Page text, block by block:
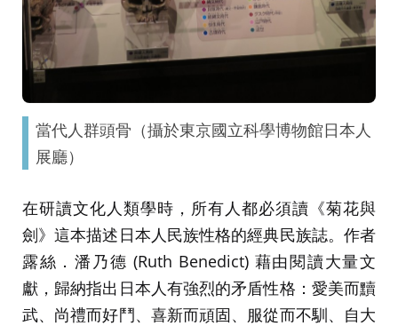
當代人群頭骨（攝於東京國立科學博物館日本人
展廳）
在研讀文化人類學時，所有人都必須讀《菊花與
劍》這本描述日本人民族性格的經典民族誌。作者
露絲．潘乃德 (Ruth Benedict) 藉由閱讀大量文
獻，歸納指出日本人有強烈的矛盾性格：愛美而黷
武、尚禮而好鬥、喜新而頑固、服從而不馴、自大